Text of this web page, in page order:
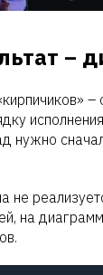
–
–
нужно
не
на